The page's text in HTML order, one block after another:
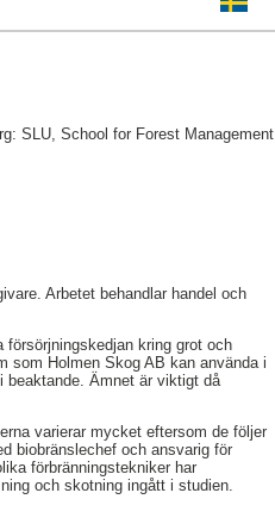
SLU, School for Forest Management
Arbetet behandlar handel och
kring grot och
som Holmen Skog AB kan använda i
beaktande. Ämnet är viktigt då
varierar mycket eftersom de följer
biobränslechef och ansvarig för
förbränningstekniker har
och skotning ingått i studien.